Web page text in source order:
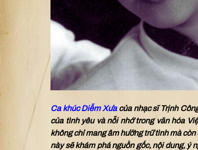
Ca khúc Diễm Xưa của nhạc sĩ Trịnh
của tình yêu và nỗi nhớ trong văn hóa
không chỉ mang âm hưởng trữ tình mà
này sẽ khám phá nguồn gốc, nội dung, ý